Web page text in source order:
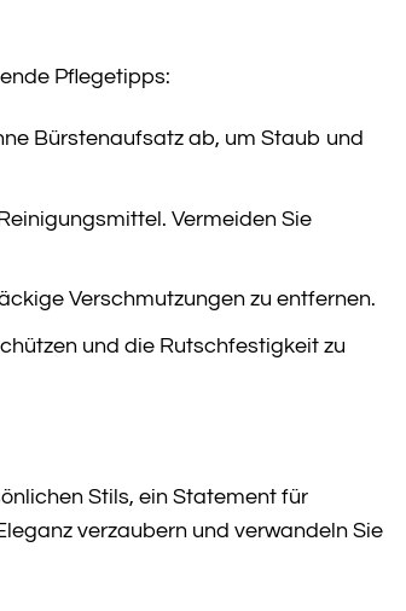
Pflegetipps:
Bürstenaufsatz ab, um Staub und
Vermeiden Sie
Verschmutzungen zu entfernen.
und die Rutschfestigkeit zu
Stils, ein Statement für
verzaubern und verwandeln Sie